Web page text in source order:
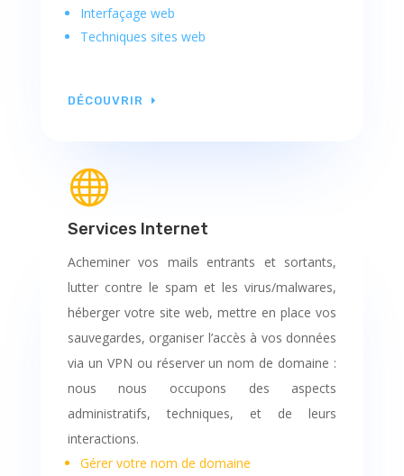
Interfaçage web
Techniques sites web
DÉCOUVRIR

Services Internet
Acheminer vos mails entrants et sortants,
lutter contre le spam et les virus/malwares,
héberger votre site web, mettre en place vos
sauvegardes, organiser l’accès à vos données
via un VPN ou réserver un nom de domaine :
nous nous occupons des aspects
administratifs, techniques, et de leurs
interactions.
Gérer votre nom de domaine